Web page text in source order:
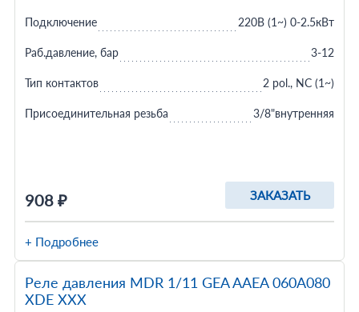
908 ₽ ЗАКАЗАТЬ
Подключение 220В (1~) 0-2.5кВт
Раб.давление, бар 3-12
Тип контактов 2 pol., NC (1~)
Присоединительная резьба 3/8"внутренняя
+ Подробнее
Реле давления MDR 1/11 GEA AAEA 060A080
XDE XXX